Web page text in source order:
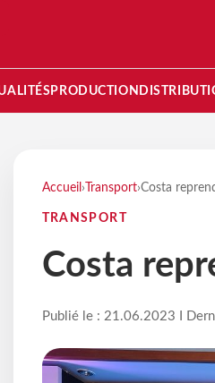
PRODUCTION
Accueil › Transport›Costa
TRANSPORT
Costa
Publié le : 21.06.2023 I